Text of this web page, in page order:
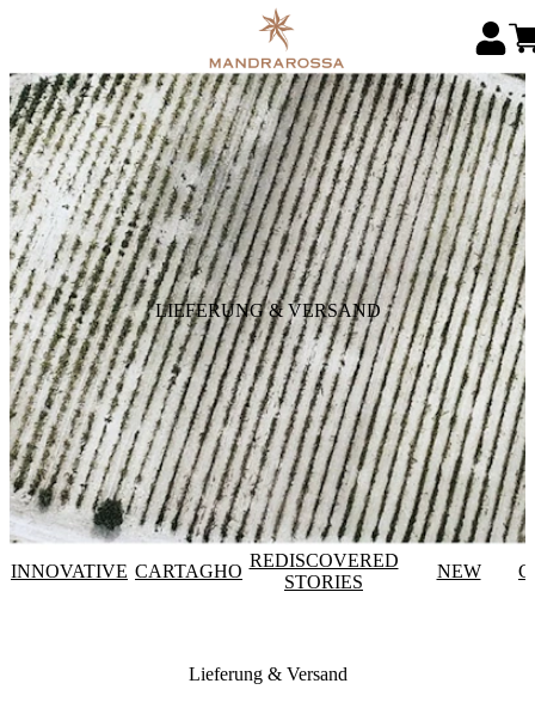
LIEFERUNG & VERSAND
INNOVATIVE CARTAGHO
REDISCOVERED
STORIES
NEW
Lieferung & Versand